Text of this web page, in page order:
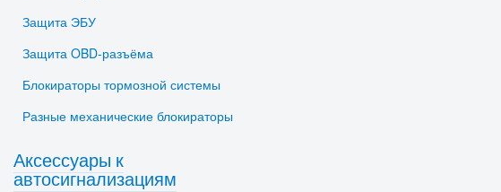
Защита ЭБУ
Защита OBD-разъёма
Блокираторы тормозной системы
Разные механические блокираторы
Аксессуары к
автосигнализациям